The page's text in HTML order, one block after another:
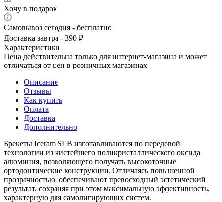
Хочу в подарок
Самовывоз сегодня - бесплатно
Доставка завтра - 390 ₽
Характеристики
Цена действительна только для интернет-магазина и может
отличаться от цен в розничных магазинах
Описание
Отзывы
Как купить
Оплата
Доставка
Дополнительно
Брекеты Iceram SLB изготавливаются по передовой
технологии из чистейшего поликристаллического оксида
алюминия, позволяющего получать высокоточные
ортодонтические конструкции. Отличаясь повышенной
прозрачностью, обеспечивают превосходный эстетический
результат, сохраняя при этом максимальную эффективность,
характерную для самолигирующих систем.